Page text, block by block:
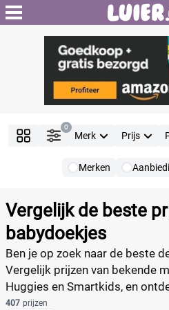
0
Merk Prijs
Merken
Filter
Merk
Vergelijk de beste
babydoekjes
Ben je op zoek naar de beste
Vergelijk prijzen van bekende
Huggies en Smartkids, en
op verschillende verpakkingen
Producten
407 prijzen